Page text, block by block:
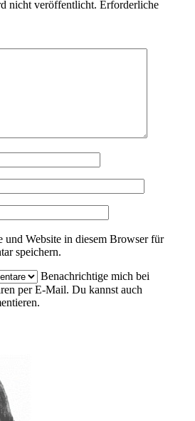
nicht veröffentlicht. Erforderliche
und Website in diesem Browser für
speichern.
Benachrichtige mich bei
per E-Mail. Du kannst auch